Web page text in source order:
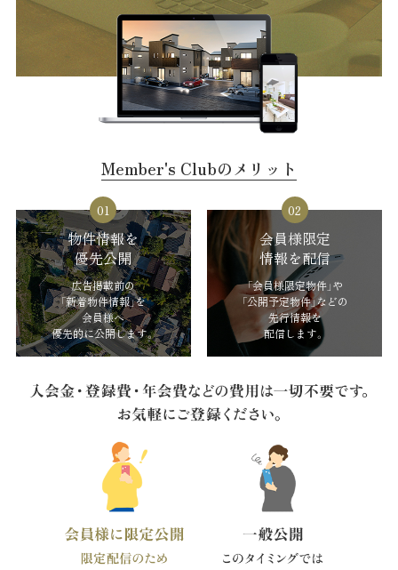
Member's Clubのメリット
物件情報を
優先公開
広告掲載前の
「新着物件情報」を
会員様へ
優先的に公開します。
会員様限定
情報を配信
「会員様限定物件」や
「公開予定物件」などの
先行情報を
配信します。